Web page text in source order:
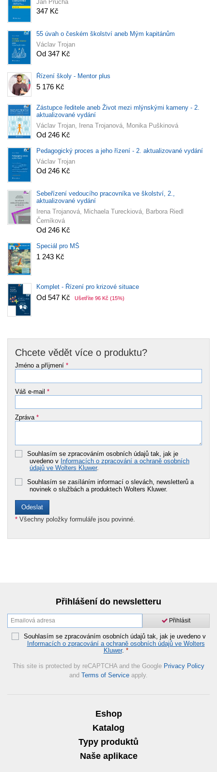
Jan Průcha
347 Kč
55 úvah o českém školství aneb Mým kapitánům
Václav Trojan
Od 347 Kč
Řízení školy - Mentor plus
5 176 Kč
Zástupce ředitele aneb Život mezi mlýnskými kameny - 2.
aktualizované vydání
Václav Trojan, Irena Trojanová, Monika Puškinová
Od 246 Kč
Pedagogický proces a jeho řízení - 2. aktualizované vydání
Václav Trojan
Od 246 Kč
Sebeřízení vedoucího pracovníka ve školství, 2.,
aktualizované vydání
Irena Trojanová, Michaela Tureckiová, Barbora Riedl
Černíková
Od 246 Kč
Speciál pro MŠ
1 243 Kč
Komplet - Řízení pro krizové situace
Od 547 Kč Ušetříte 96 Kč (15%)
Chcete vědět více o produktu?
Jméno a příjmení *
Váš e-mail *
Zpráva *
Souhlasím se zpracováním osobních údajů tak, jak je
uvedeno v Informacích o zpracování a ochraně osobních
údajů ve Wolters Kluwer.
Souhlasím se zasíláním informací o slevách, newsletterů a
novinek o službách a produktech Wolters Kluwer.
* Všechny položky formuláře jsou povinné.
Přihlášení do newsletteru
Přihlásit
Souhlasím se zpracováním osobních údajů tak, jak je uvedeno v
Informacích o zpracování a ochraně osobních údajů ve Wolters
Kluwer. *
This site is protected by reCAPTCHA and the Google Privacy Policy
and Terms of Service apply.
Eshop
Katalog
Typy produktů
Naše aplikace